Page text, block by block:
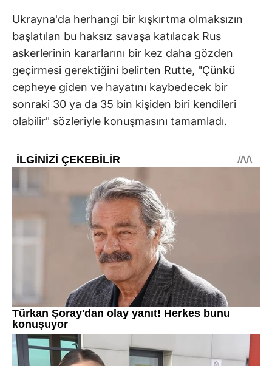
Ukrayna'da herhangi bir kışkırtma olmaksızın
başlatılan bu haksız savaşa katılacak Rus
askerlerinin kararlarını bir kez daha gözden
geçirmesi gerektiğini belirten Rutte, "Çünkü
cepheye giden ve hayatını kaybedecek bir
sonraki 30 ya da 35 bin kişiden biri kendileri
olabilir" sözleriyle konuşmasını tamamladı.